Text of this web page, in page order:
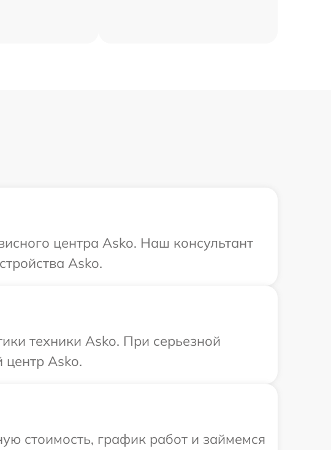
центра Asko. Наш консультант
Asko.
техники Asko. При серьезной
центр Asko.
стоимость, график работ и займемся